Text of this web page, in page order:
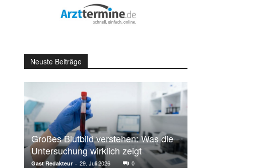
Neuste Beiträge
Großes Blutbild verstehen: Was die
Untersuchung wirklich zeigt
Gast Redakteur - 29. Juli 2026 0